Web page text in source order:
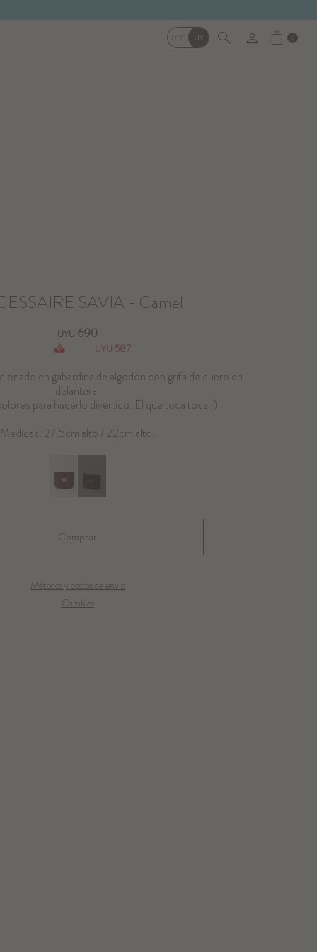
UY
SAVIA - Camel
UYU 690
UYU 587
en gabardina de algodón con grifa de cuero en
delantera.
para hacerlo divertido. El que toca toca ;)
Medidas: 27,5cm alto / 22cm alto.
Métodos y costos de envío
Cambios